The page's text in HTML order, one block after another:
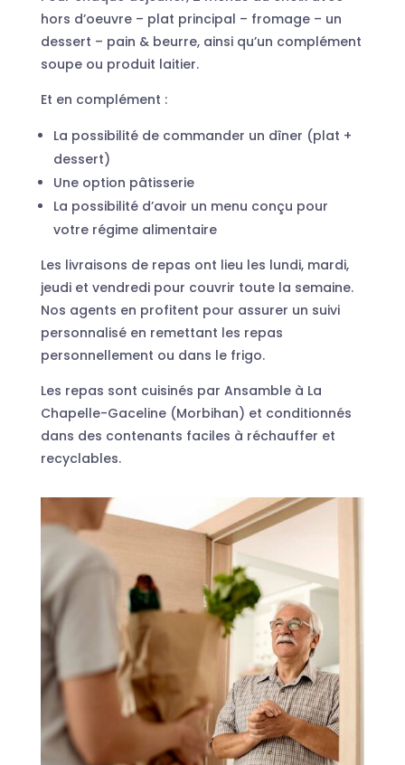
hors d’oeuvre – plat principal – fromage – un
dessert – pain & beurre, ainsi qu’un complément
soupe ou produit laitier.
Et en complément :
La possibilité de commander un dîner (plat +
dessert)
Une option pâtisserie
La possibilité d’avoir un menu conçu pour
votre régime alimentaire
Les livraisons de repas ont lieu les lundi, mardi,
jeudi et vendredi pour couvrir toute la semaine.
Nos agents en profitent pour assurer un suivi
personnalisé en remettant les repas
personnellement ou dans le frigo.
Les repas sont cuisinés par Ansamble à La
Chapelle-Gaceline (Morbihan) et conditionnés
dans des contenants faciles à réchauffer et
recyclables.